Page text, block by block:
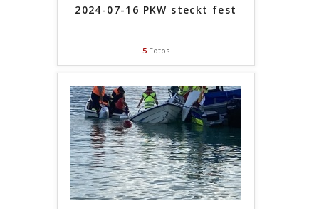
2024-07-16 PKW steckt fest
5Fotos